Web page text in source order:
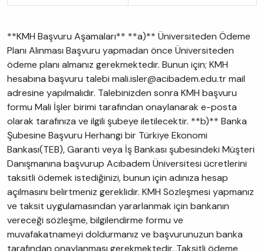
**KMH Başvuru Aşamaları** **a)** Üniversiteden Ödeme
Planı Alınması Başvuru yapmadan önce Üniversiteden
ödeme planı almanız gerekmektedir. Bunun için; KMH
hesabına başvuru talebi mali.isler@acibadem.edu.tr mail
adresine yapılmalıdır. Talebinizden sonra KMH başvuru
formu Mali İşler birimi tarafından onaylanarak e-posta
olarak tarafınıza ve ilgili şubeye iletilecektir. **b)** Banka
Şubesine Başvuru Herhangi bir Türkiye Ekonomi
Bankası(TEB), Garanti veya İş Bankası şubesindeki Müşteri
Danışmanına başvurup Acıbadem Üniversitesi ücretlerini
taksitli ödemek istediğinizi, bunun için adınıza hesap
açılmasını belirtmeniz gereklidir. KMH Sözleşmesi yapmanız
ve taksit uygulamasından yararlanmak için bankanın
vereceği sözleşme, bilgilendirme formu ve
muvafakatnameyi doldurmanız ve başvurunuzun banka
tarafından onaylanması gerekmektedir. Taksitli ödeme